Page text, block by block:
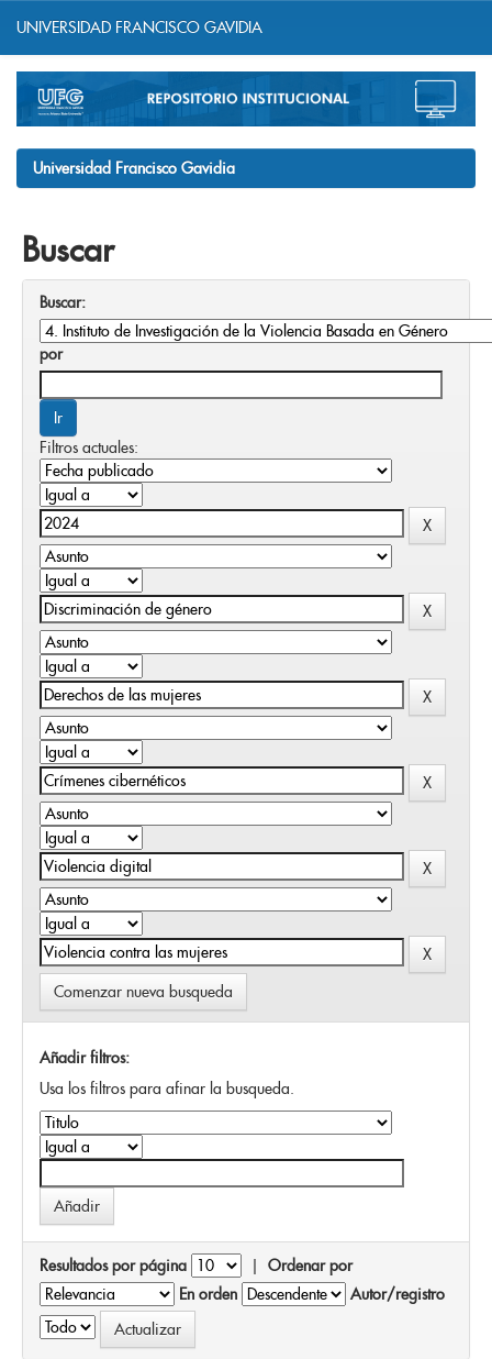
navigation
UNIVERSIDAD FRANCISCO GAVIDIA
Universidad Francisco Gavidia
Buscar
Buscar:
por
Filtros actuales:
Comenzar nueva busqueda
Añadir filtros:
Usa los filtros para afinar la busqueda.
Resultados por página | Ordenar por
En orden
Autor/registro